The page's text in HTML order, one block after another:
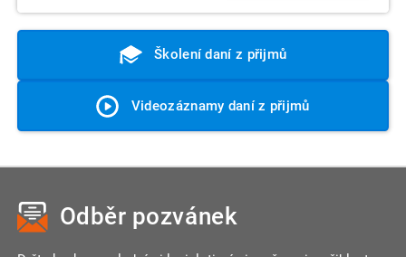
Školení daní z přijmů
Videozáznamy daní z přijmů
Odběr pozvánek